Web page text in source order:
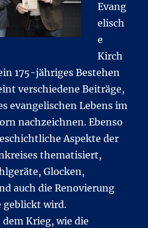
Evang
elisch
e
Kirch
175-jähriges Bestehen
verschiedene Beiträge,
evangelischen Lebens im
nachzeichnen. Ebenso
Aspekte der
thematisiert,
Glocken,
auch die Renovierung
geblickt wird.
Krieg, wie die